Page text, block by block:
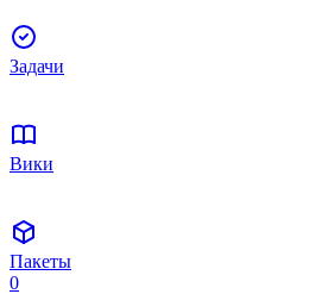
Задачи
Вики
Пакеты
0